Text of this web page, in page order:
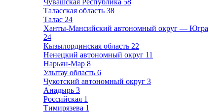
Чувашская Республика 58
Таласская область 38
Талас 24
Ханты-Мансийский автономный округ — Югра
24
Кызылординская область 22
Ненецкий автономный округ 11
Нарьян-Мар 8
Улытау область 6
Чукотский автономный округ 3
Анадырь 3
Российская 1
Тимирязева 1